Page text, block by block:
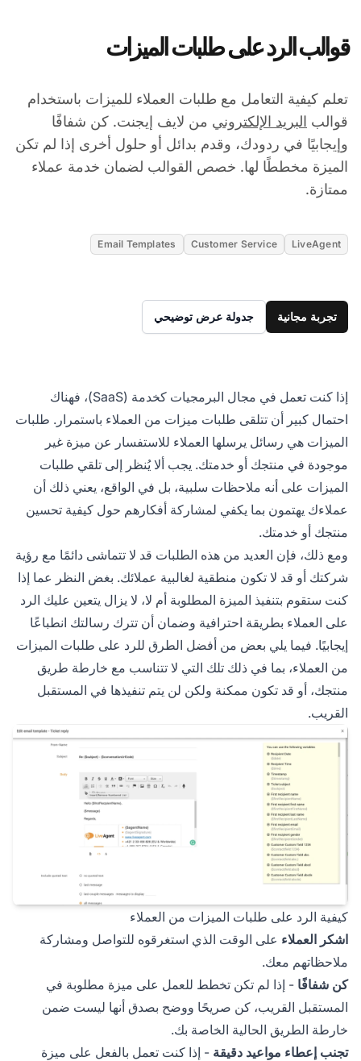
قوالب الرد على طلبات الميزات
تعلم كيفية التعامل مع طلبات العملاء للميزات باستخدام
قوالب البريد الإلكتروني من لايف إيجنت. كن شفافًا
وإيجابيًا في ردودك، وقدم بدائل أو حلول أخرى إذا لم تكن
الميزة مخططًا لها. خصص القوالب لضمان خدمة عملاء
ممتازة.
LiveAgent
Customer Service
Email Templates
تجربة مجانية جدولة عرض توضيحي
إذا كنت تعمل في مجال البرمجيات كخدمة (SaaS)، فهناك
احتمال كبير أن تتلقى طلبات ميزات من العملاء باستمرار. طلبات
الميزات هي رسائل يرسلها العملاء للاستفسار عن ميزة غير
موجودة في منتجك أو خدمتك. يجب ألا يُنظر إلى تلقي طلبات
الميزات على أنه ملاحظات سلبية، بل في الواقع، يعني ذلك أن
عملاءك يهتمون بما يكفي لمشاركة أفكارهم حول كيفية تحسين
منتجك أو خدمتك.
ومع ذلك، فإن العديد من هذه الطلبات قد لا تتماشى دائمًا مع رؤية
شركتك أو قد لا تكون منطقية لغالبية عملائك. بغض النظر عما إذا
كنت ستقوم بتنفيذ الميزة المطلوبة أم لا، لا يزال يتعين عليك الرد
على العملاء بطريقة احترافية وضمان أن تترك رسالتك انطباعًا
إيجابيًا. فيما يلي بعض من أفضل الطرق للرد على طلبات الميزات
من العملاء، بما في ذلك تلك التي لا تتناسب مع خارطة طريق
منتجك، أو قد تكون ممكنة ولكن لن يتم تنفيذها في المستقبل
القريب.
كيفية الرد على طلبات الميزات من العملاء
اشكر العملاء على الوقت الذي استغرقوه للتواصل ومشاركة
ملاحظاتهم معك.
كن شفافًا - إذا لم تكن تخطط للعمل على ميزة مطلوبة في
المستقبل القريب، كن صريحًا ووضح بصدق أنها ليست ضمن
خارطة الطريق الحالية الخاصة بك.
تجنب إعطاء مواعيد دقيقة - إذا كنت تعمل بالفعل على ميزة